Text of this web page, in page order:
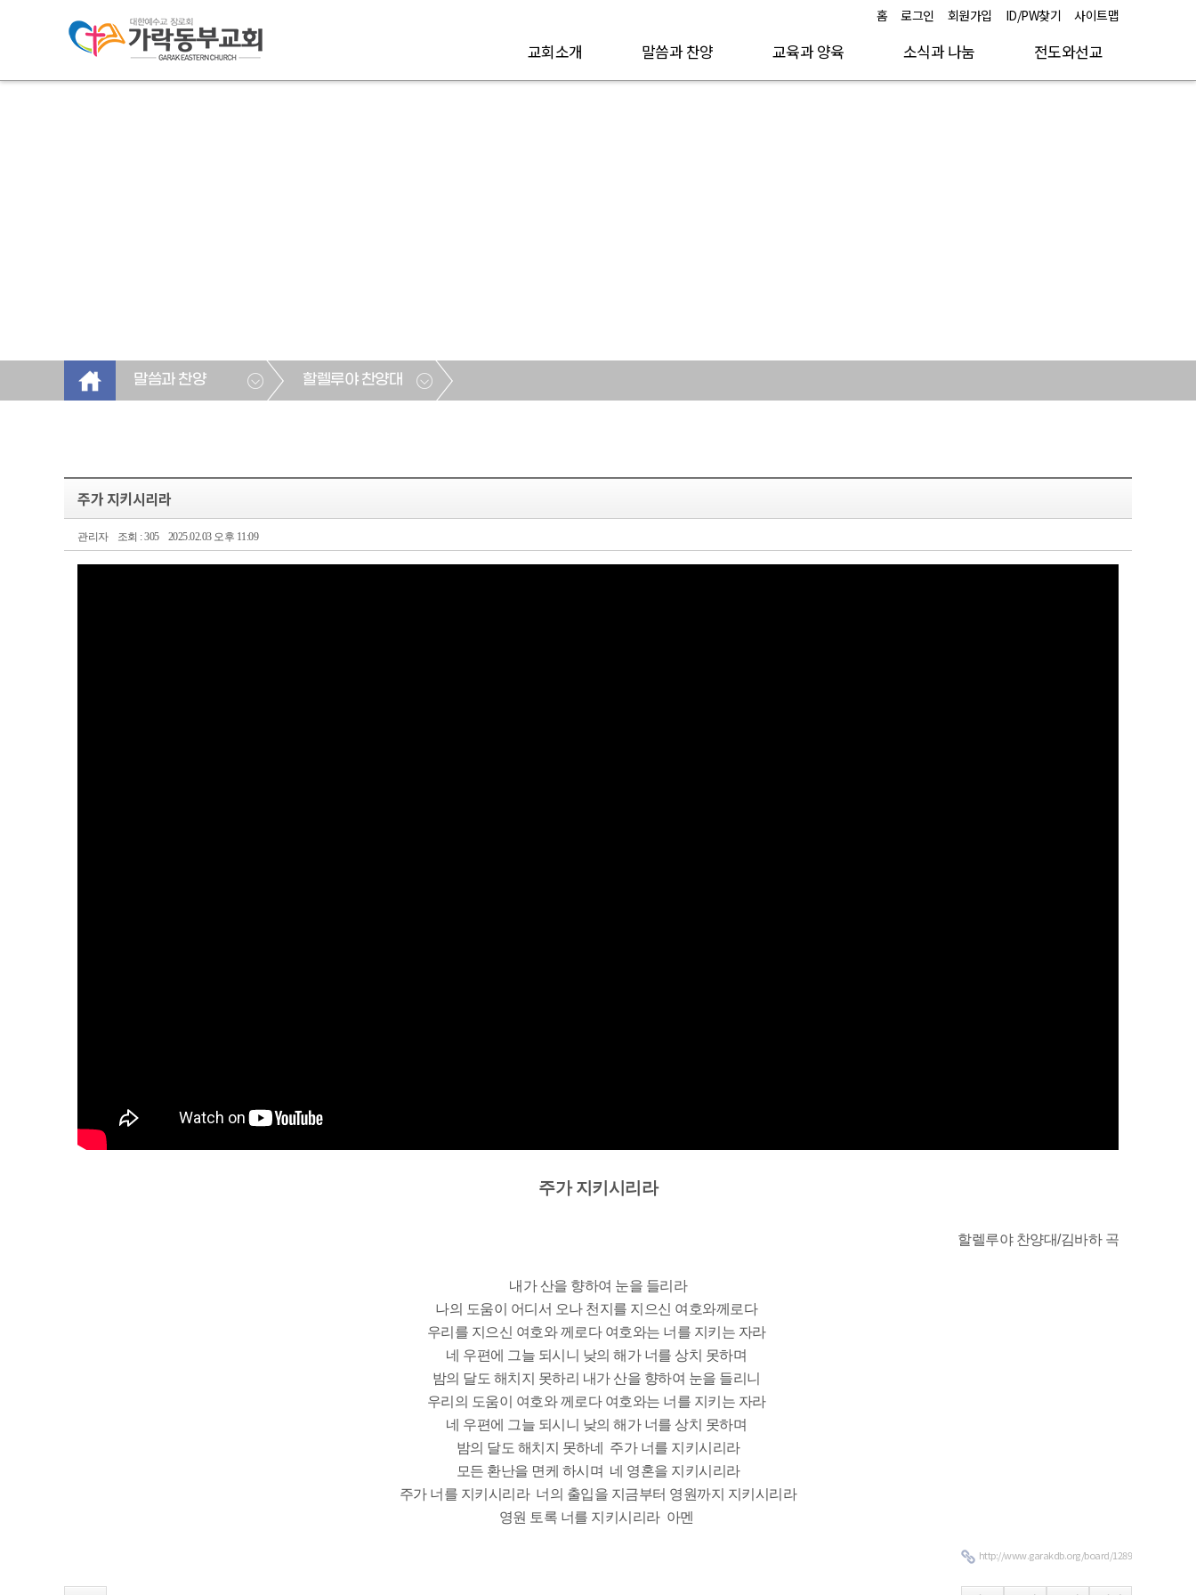
홈 로그인 회원가입 ID/PW찾기 사이트맵
교회소개 말씀과 찬양 교육과 양육 소식과 나눔 전도와선교
말씀과 찬양 할렐루야 찬양대
주가 지키시리라
관리자 조회 : 305 2025.02.03 오후 11:09
주가 지키시리라
할렐루야 찬양대/김바하 곡
내가 산을 향하여 눈을 들리라
나의 도움이 어디서 오나 천지를 지으신 여호와께로다
우리를 지으신 여호와 께로다 여호와는 너를 지키는 자라
네 우편에 그늘 되시니 낮의 해가 너를 상치 못하며
밤의 달도 해치지 못하리 내가 산을 향하여 눈을 들리니
우리의 도움이 여호와 께로다 여호와는 너를 지키는 자라
네 우편에 그늘 되시니 낮의 해가 너를 상치 못하며
밤의 달도 해치지 못하네 주가 너를 지키시리라
모든 환난을 면케 하시며 네 영혼을 지키시리라
주가 너를 지키시리라 너의 출입을 지금부터 영원까지 지키시리라
영원 토록 너를 지키시리라 아멘
http://www.garakdb.org/board/1289